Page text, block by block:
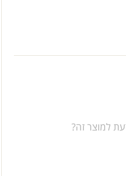
למוצר זה?